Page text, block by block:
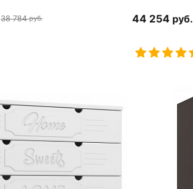
38 784 руб. 44 254 руб.